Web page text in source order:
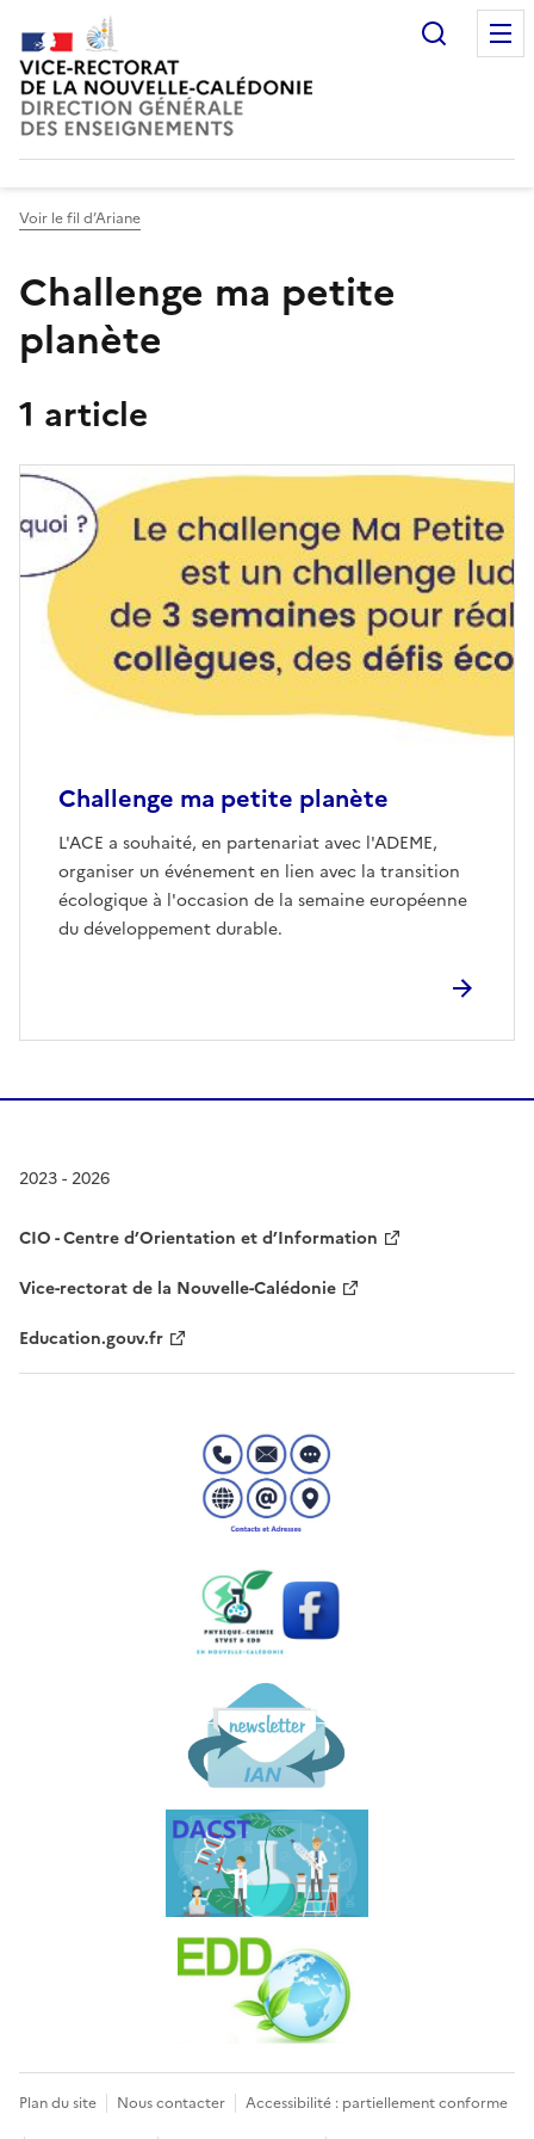
Voir le fil d’Ariane
Challenge ma petite
planète
1 article
Challenge ma petite planète
L'ACE a souhaité, en partenariat avec l'ADEME,
organiser un événement en lien avec la transition
écologique à l'occasion de la semaine européenne
du développement durable.
2023 - 2026
CIO - Centre d’Orientation et d’Information
Vice-rectorat de la Nouvelle-Calédonie
Education.gouv.fr
Plan du site Nous contacter
Accessibilité : partiellement conforme